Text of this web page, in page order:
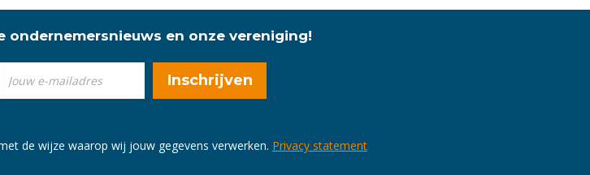
en onze vereniging!
de wijze waarop wij jouw gegevens verwerken. Privacy statement